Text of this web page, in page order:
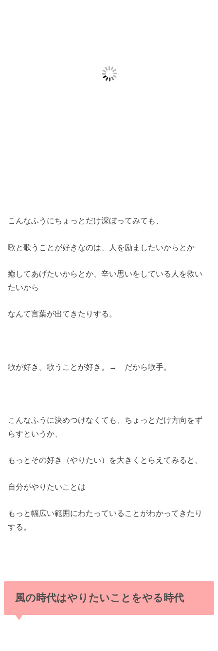
こんなふうにちょっとだけ深ぼってみても、
歌と歌うことが好きなのは、人を励ましたいからとか
癒してあげたいからとか、辛い思いをしている人を救い
たいから
なんて言葉が出てきたりする。
歌が好き。歌うことが好き。→ だから歌手。
こんなふうに決めつけなくても、ちょっとだけ方向をず
らすというか、
もっとその好き（やりたい）を大きくとらえてみると、
自分がやりたいことは
もっと幅広い範囲にわたっていることがわかってきたり
する。
風の時代はやりたいことをやる時代